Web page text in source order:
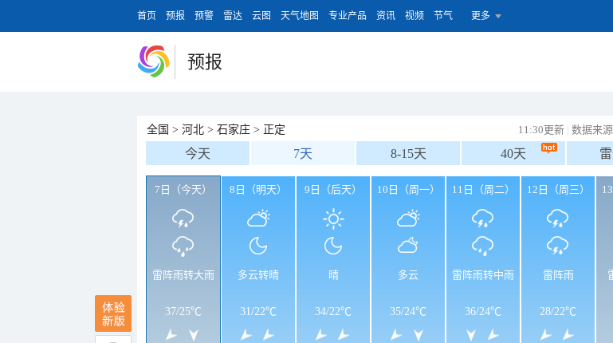
首页 预报 预警 雷达 云图 天气地图 专业产品 资讯 视频 节气 更多
预报
全国 > 河北 > 石家庄 > 正定 11:30更新 | 数据来
今天 7天 8-15天 40天
7日（今天）
雷阵雨转大雨
37/25℃
8日（明天）
多云转晴
31/22℃
9日（后天）
晴
34/22℃
10日（周一）
多云
35/24℃
11日（周二）
雷阵雨转中雨
36/24℃
12日（周三）
雷阵雨
28/22℃